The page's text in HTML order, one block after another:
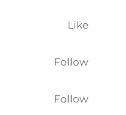
Like
Follow
Follow